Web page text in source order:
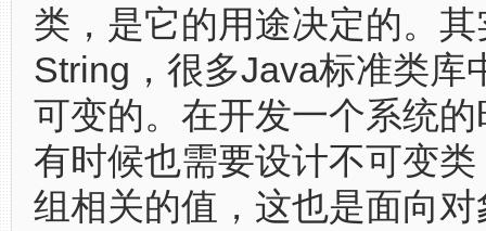
类，是它的用途决定的。其
String，很多Java标准类库
可变的。在开发一个系统
有时候也需要设计不可变
组相关的值，这也是面向